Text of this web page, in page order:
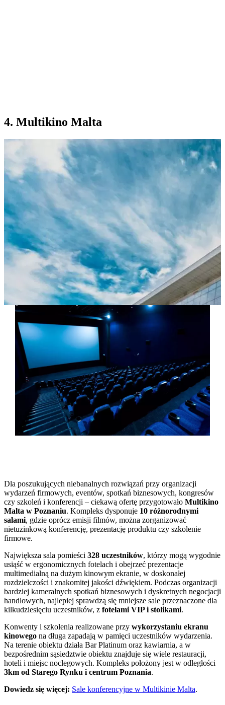
4. Multikino Malta
Dla poszukujących niebanalnych rozwiązań przy organizacji
wydarzeń firmowych, eventów, spotkań biznesowych, kongresów
czy szkoleń i konferencji – ciekawą ofertę przygotowało Multikino
Malta w Poznaniu. Kompleks dysponuje 10 różnorodnymi
salami, gdzie oprócz emisji filmów, można zorganizować
nietuzinkową konferencję, prezentację produktu czy szkolenie
firmowe.
Największa sala pomieści 328 uczestników, którzy mogą wygodnie
usiąść w ergonomicznych fotelach i obejrzeć prezentacje
multimedialną na dużym kinowym ekranie, w doskonałej
rozdzielczości i znakomitej jakości dźwiękiem. Podczas organizacji
bardziej kameralnych spotkań biznesowych i dyskretnych negocjacji
handlowych, najlepiej sprawdzą się mniejsze sale przeznaczone dla
kilkudziesięciu uczestników, z fotelami VIP i stolikami.
Konwenty i szkolenia realizowane przy wykorzystaniu ekranu
kinowego na długa zapadają w pamięci uczestników wydarzenia.
Na terenie obiektu działa Bar Platinum oraz kawiarnia, a w
bezpośrednim sąsiedztwie obiektu znajduje się wiele restauracji,
hoteli i miejsc noclegowych. Kompleks położony jest w odległości
3km od Starego Rynku i centrum Poznania.
Dowiedz się więcej: Sale konferencyjne w Multikinie Malta.